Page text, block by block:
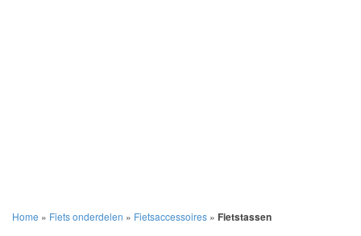
Home » Fiets onderdelen » Fietsaccessoires » Fietstassen